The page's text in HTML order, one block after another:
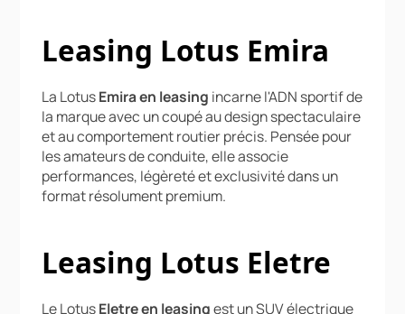
Leasing Lotus Emira
La LotusEmira en leasing incarne l'ADN sportif de
la marque avec un coupé au design spectaculaire
et au comportement routier précis. Pensée pour
les amateurs de conduite, elle associe
performances, légèreté et exclusivité dans un
format résolument premium.
Leasing Lotus Eletre
Le LotusEletre en leasingest un SUV électrique